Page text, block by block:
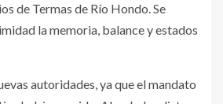
de Termas de Río Hondo. Se
la memoria, balance y estados
autoridades, ya que el mandato